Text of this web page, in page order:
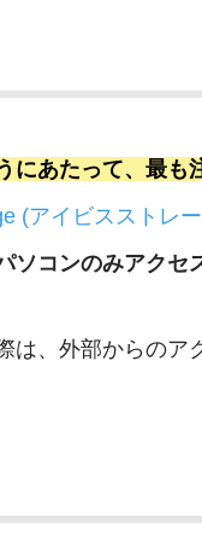
にあたって、最も
(アイビスストレ
ソコンのみアクセ
は、外部からのア